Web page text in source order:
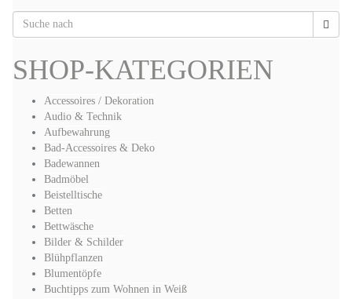
SHOP-KATEGORIEN
Accessoires / Dekoration
Audio & Technik
Aufbewahrung
Bad-Accessoires & Deko
Badewannen
Badmöbel
Beistelltische
Betten
Bettwäsche
Bilder & Schilder
Blühpflanzen
Blumentöpfe
Buchtipps zum Wohnen in Weiß